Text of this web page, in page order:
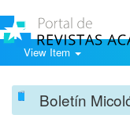
View Item
Boletín